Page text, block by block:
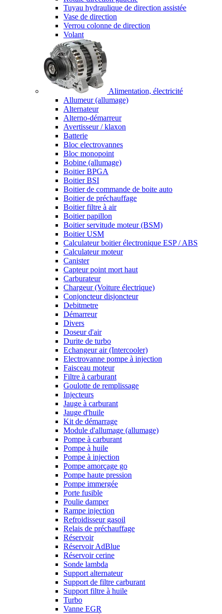
Tuyau hydraulique de direction assistée
Vase de direction
Verrou colonne de direction
Volant
Alimentation, électricité
Allumeur (allumage)
Alternateur
Alterno-démarreur
Avertisseur / klaxon
Batterie
Bloc electrovannes
Bloc monopoint
Bobine (allumage)
Boitier BPGA
Boitier BSI
Boitier de commande de boite auto
Boitier de préchauffage
Boitier filtre à air
Boitier papillon
Boitier servitude moteur (BSM)
Boitier USM
Calculateur boitier électronique ESP / ABS
Calculateur moteur
Canister
Capteur point mort haut
Carburateur
Chargeur (Voiture électrique)
Conjoncteur disjoncteur
Debitmetre
Démarreur
Divers
Doseur d'air
Durite de turbo
Echangeur air (Intercooler)
Electrovanne pompe à injection
Faisceau moteur
Filtre à carburant
Goulotte de remplissage
Injecteurs
Jauge à carburant
Jauge d'huile
Kit de démarrage
Module d'allumage (allumage)
Pompe à carburant
Pompe à huile
Pompe à injection
Pompe amorçage go
Pompe haute pression
Pompe immergée
Porte fusible
Poulie damper
Rampe injection
Refroidisseur gasoil
Relais de préchauffage
Réservoir
Réservoir AdBlue
Réservoir cerine
Sonde lambda
Support alternateur
Support de filtre carburant
Support filtre à huile
Turbo
Vanne EGR